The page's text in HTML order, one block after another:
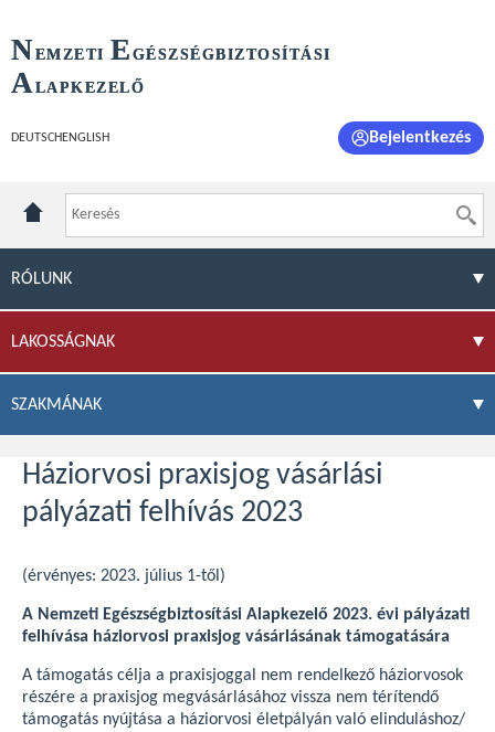
NEMZETI E GÉSZSÉGBIZTOSÍTÁSI
ALAPKEZELŐ
DEUTSCH ENGLISH Bejelentkezés
RÓLUNK
LAKOSSÁGNAK
SZAKMÁNAK
Háziorvosi praxisjog vásárlási
pályázati felhívás 2023
(érvényes: 2023. július 1-től)
A Nemzeti Egészségbiztosítási Alapkezelő 2023. évi pályázati
felhívása háziorvosi praxisjog vásárlásának támogatására
A támogatás célja a praxisjoggal nem rendelkező háziorvosok
részére a praxisjog megvásárlásához vissza nem térítendő
támogatás nyújtása a háziorvosi életpályán való elinduláshoz/